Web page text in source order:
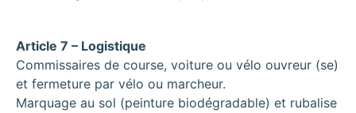
Article 7 – Logistique
Commissaires de course, voiture ou vélo ouvreur (se)
et fermeture par vélo ou marcheur.
Marquage au sol (peinture biodégradable) et rubalise